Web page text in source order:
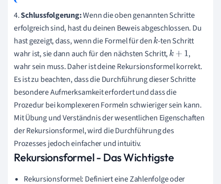
4.Schlussfolgerung:Wenn die oben genannten Schritte
erfolgreich sind, hast du deinen Beweis abgeschlossen. Du
hast gezeigt, dass, wenn die Formel für denk-ten Schritt
wahr ist, sie dann auch für den nächsten Schritt,k+1
,
wahr sein muss. Daher ist deine Rekursionsformel korrekt.
Es ist zu beachten, dass die Durchführung dieser Schritte
besondere Aufmerksamkeit erfordert und dass die
Prozedur bei komplexeren Formeln schwieriger sein kann.
Mit Übung und Verständnis der wesentlichen Eigenschaften
der Rekursionsformel, wird die Durchführung des
Prozesses jedoch einfacher und intuitiv.
Rekursionsformel - Das Wichtigste
Rekursionsformel: Definiert eine Zahlenfolge oder